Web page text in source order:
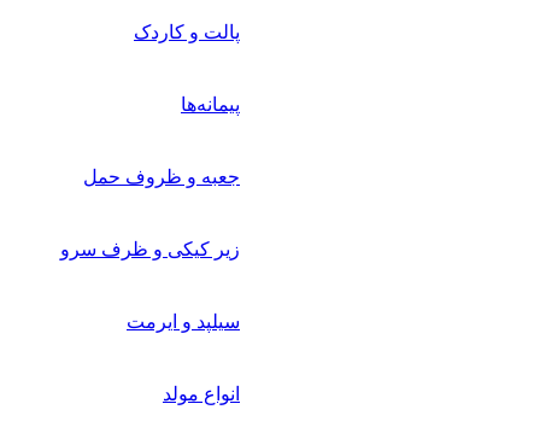
پالت و کاردک
پیمانه‌ها
جعبه و ظروف حمل
زیر کیکی و ظرف سرو
سیلپد و ایرمت
انواع مولد